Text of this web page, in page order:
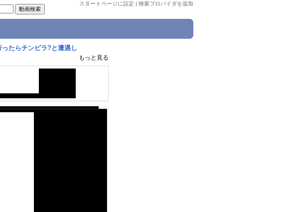
スタートページに設定 | 検索プロバイダを追加
たらチンピラ?と遭遇し
もっと見る